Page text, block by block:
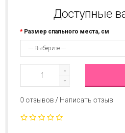
Доступные
Размер спального места, см
0 отзывов / Написать отзыв